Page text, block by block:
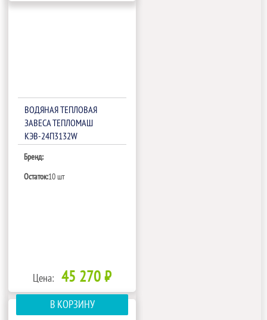
ВОДЯНАЯ ТЕПЛОВАЯ
ЗАВЕСА ТЕПЛОМАШ
КЭВ-24П3132W
Бренд:
Остаток:10 шт
Цена: 45 270 ₽
В КОРЗИНУ